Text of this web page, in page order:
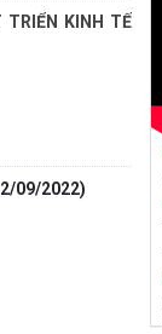
TRIỂN KINH TẾ
09/2022)